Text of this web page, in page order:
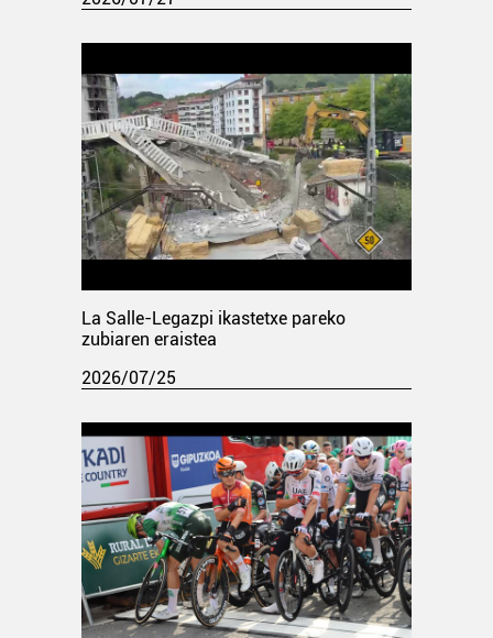
La Salle-Legazpi ikastetxe pareko
zubiaren eraistea
2026/07/25